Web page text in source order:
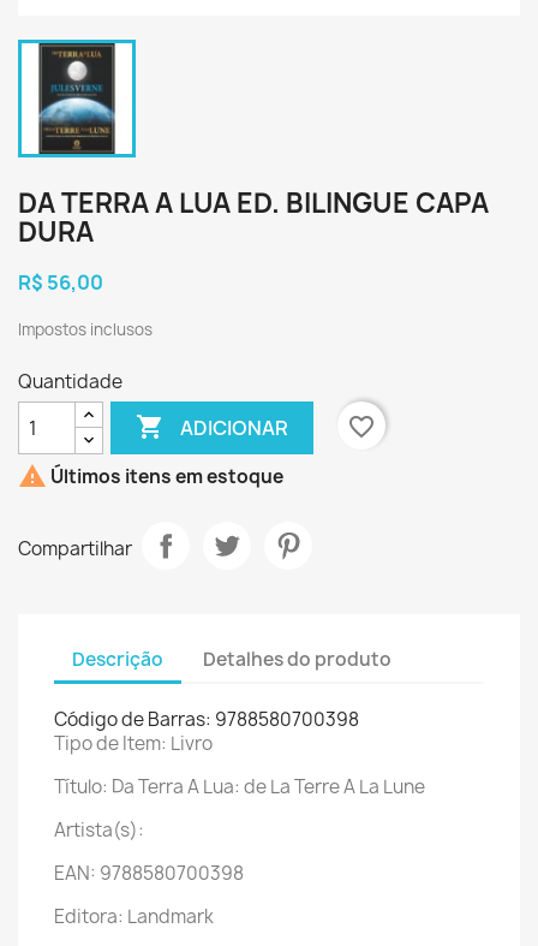
DA TERRA A LUA ED. BILINGUE CAPA
DURA
R$ 56,00
Impostos inclusos
Quantidade
 ADICIONAR
favorite_border
 Últimos itens em estoque
Compartilhar
Descrição Detalhes do produto
Código de Barras: 9788580700398
Tipo de Item: Livro
Título: Da Terra A Lua: de La Terre A La Lune
Artista(s):
EAN: 9788580700398
Editora: Landmark